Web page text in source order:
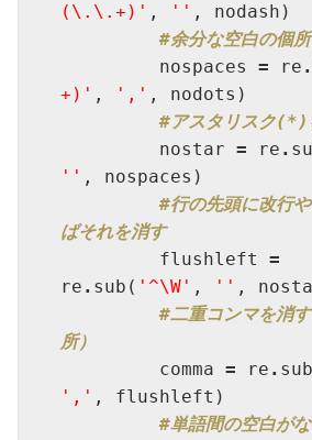
(\.\.+)' , '' , nodash)
#余分な空白の個
nospaces = re .
+)' , ',' , nodots)
#アスタリスク(*)
nostar = re .
'' , nospaces)
#行の先頭に改行
ばそれを消す
flushleft =
re . sub( '^\W' , '' ,
#二重コンマを消
所）
comma = re .
',' , flushleft)
#単語間の空白が